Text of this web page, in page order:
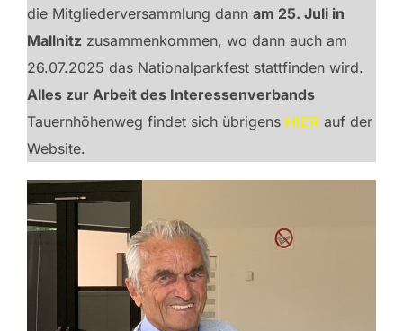
die Mitgliederversammlung dann am 25. Juli in
Mallnitz zusammenkommen, wo dann auch am
26.07.2025 das Nationalparkfest stattfinden wird.
Alles zur Arbeit des Interessenverbands
Tauernhöhenweg findet sich übrigens HIER auf der
Website.